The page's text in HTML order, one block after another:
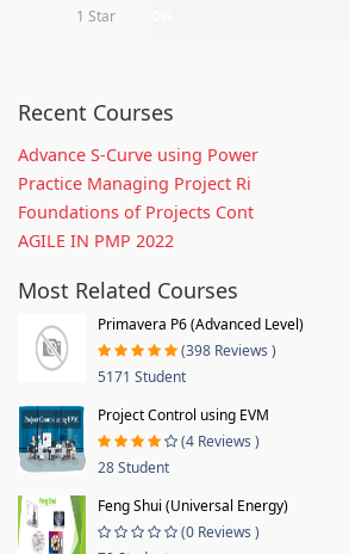
1 Star
Recent Courses
Advance S-Curve using Power
Practice Managing Project Ri
Foundations of Projects Cont
AGILE IN PMP 2022
Most Related Courses
Primavera P6 (Advanced Level)
(398 Reviews )
5171 Student
Project Control using EVM
(4 Reviews )
28 Student
Feng Shui (Universal Energy)
(0 Reviews )